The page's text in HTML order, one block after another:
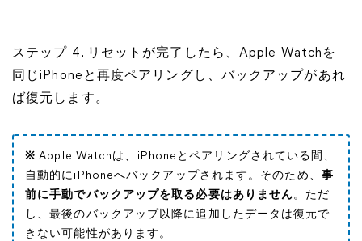
ステップ 4. リセットが完了したら、Apple Watchを
同じiPhoneと再度ペアリングし、バックアップがあれ
ば復元します。
※Apple Watchは、iPhoneとペアリングされている間、
自動的にiPhoneへバックアップされます。そのため、 事
前に手動でバックアップを取る必要はありません。ただ
し、最後のバックアップ以降に追加したデータは復元で
きない可能性があります。